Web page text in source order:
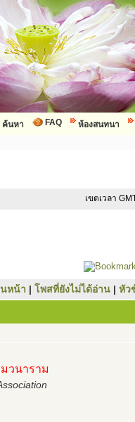
ห้องสนทนา
FAQ
ค้นหา
เขตเวลา
หน้า | โพสที่ยังไม่ได้อ่าน | หัว
วนาราม